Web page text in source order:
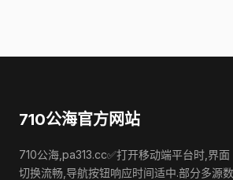
710公海官方网站
710公海,pa313.cc✅打开移动端平台时,界面
切换流畅,导航按钮响应时间适中.部分多源数